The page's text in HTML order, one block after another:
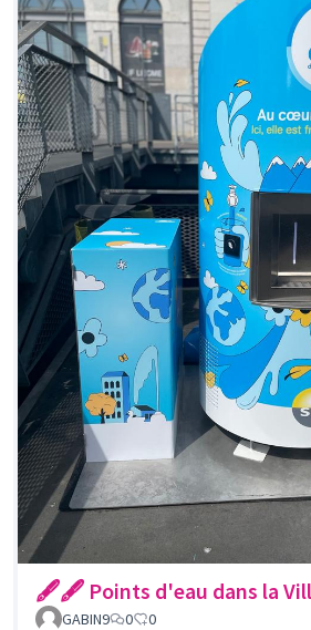
🖋🖋 Points d'eau dans la
GABIN9
0 0